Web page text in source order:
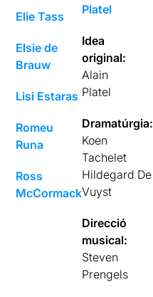
Elie Tass
Elsie de
Brauw
Lisi Estaras
Romeu
Runa
Ross
McCormack
Platel
Idea
original:
Alain
Platel
Dramatúrgia:
Koen
Tachelet
Hildegard De
Vuyst
Direcció
musical:
Steven
Prengels